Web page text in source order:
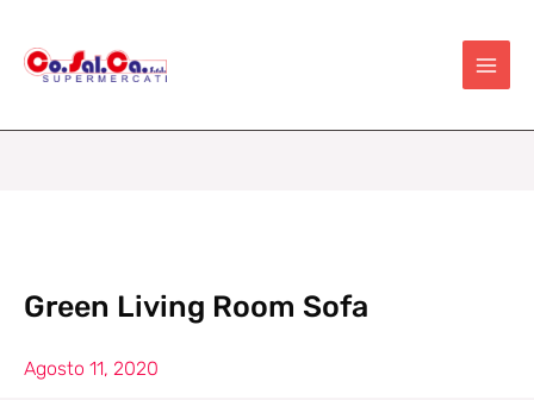
contenuto
Green Living Room Sofa
Agosto 11, 2020